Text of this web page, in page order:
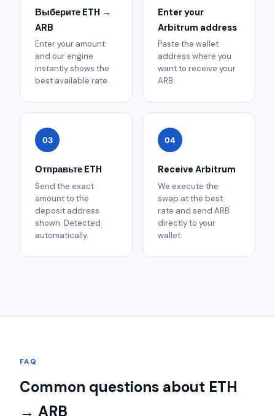
Выберите ETH →
ARB
Enter your amount
and our engine
instantly shows the
best available rate.
Enter your
Arbitrum address
Paste the wallet
address where you
want to receive your
ARB.
03
Отправьте ETH
Send the exact
amount to the
deposit address
shown. Detected
automatically.
04
Receive Arbitrum
We execute the
swap at the best
rate and send ARB
directly to your
wallet.
FAQ
Common questions about ETH
→ ARB